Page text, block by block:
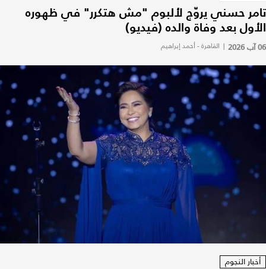
تامر حسني يروّج لألبوم "مش هتكرر" في ظهوره
الأول بعد وفاة والده (فيديو)
06 آب 2026 | القاهرة - أحمد إبراهيم
أخبار النجوم